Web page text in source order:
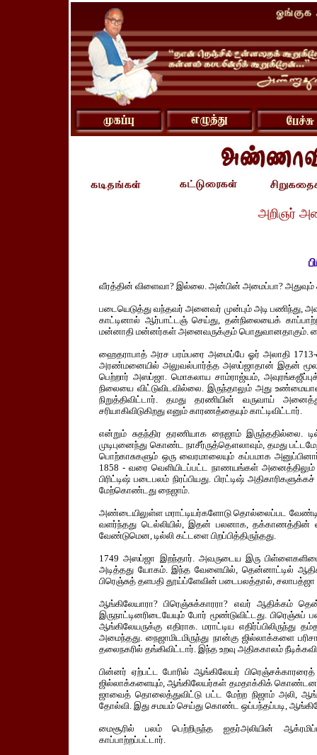
அறிஞர்
வீரத்தின் விளைவா? இல்லை. அன்பின் அமைப்பா? அதுவும்
படையெடுத்து வந்தவர் அனைவர் முன்பும் அடி பணிந்து,
காட்டினால் ஆர்பாட்டஞ் செய்து, தன்நிலையைக்
மன்னாதி மன்னர்கள் அனைவருக்கும் பொதுவானதாகும்.
ஹைதராபாத் அரச பரம்பரை அமைப்பே ஓர் அலாதி 1713-
அரண்மனையில் அலுவல்பார்த்த அஸப்ஜாதான் இதன்
பெற்றார் அஸப்ஜா. மொகலாய சாம்ராஜ்யம்,
நிலையை விட்டுவிடவில்லை. இருந்தாலும் அது
நிறுத்திவிட்டார். தமது தரணியின் வருவாய்
சரியாகிவிடுகிறது எனும் காரணத்தையும் காட்டிவிட்டார்.
என்றும் சுதந்திர தரணியாக நைஜாம் இருந்ததில்லை.
முடிபுனைந்து கொண்ட நாசீர்ருத்தௌலாவும், தமது
பொற்காசுகளும் ஒரு வைரமாலையும் கப்பமாக
1858 - வரை வெளியிடப்பட்ட நாணயங்கள்
பிரிட்டிஷ் படைபலம் நிரப்பியது. பிரட்டிஷ்
மேற்கொண்டது நைஜாம்.
அண்டையிலுள்ள மராட்டியர்களோடு தொல்லைப்பட
வளர்ந்தது டெல்லியில், இதன் பலனாக, தக்காணத்தின்
வேண்டுமென, டில்லி கட்டளை பிறப்பித்திருந்தது.
1749 அஸப்ஜா இறந்தார். அவருடைய இரு
அடித்தது யோகம். இந்த வேளையில், தென்னாட்டில்
பிரெஞ்சுத் தளபதி தூய்ப்ளேவின் படைபலத்தால்,
ஆங்கிலேயாரா? பிரெஞ்சுக்காரரா? எவர் ஆதிக்கம்
இருநாட்டினரிடையேயும் போர் மூண்டுவிட்டது.
ஆங்கிலேயருக்கு எதிராக. மராட்டிய
அமைந்தது. நைஜாமிடமிருந்து நான்கு ஜில்லாக்களை
தலைநகரில் தங்கிவிட்டார். இந்த உறவு அதிககாலம்
பின்னர் ஏற்பட்ட போரில் ஆங்கிலேயர்
ஜில்லாக்களையும், ஆங்கிலேயர்கள் தமதாக்கிக்
ஜாவைத் தொலைத்துவிட்டு பட்ட மேற்ற நிஜாம் அலி,
தோல்வி. இது சமயம் செய்து கொண்ட ஒப்பந்தப்படி,
மைசூரில் பலம் பெற்றிருந்த ஐதர்அலியின்
காப்பாற்றப்பட்டார்.